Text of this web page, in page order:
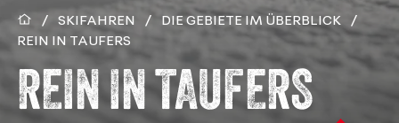
/ SKIFAHREN / DIE GEBIETE IM ÜBERBLICK
/
REIN IN TAUFERS
REIN IN TAUFERS